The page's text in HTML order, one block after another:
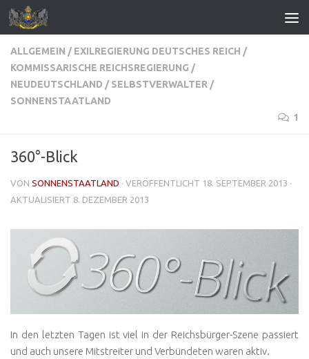
Zum Inhalt springen
ALLGEMEIN / EXILREGIERUNG DEUTSCHES REICH /
KOMMISSARISCHE REICHSREGIERUNG /
NEUDEUTSCHLAND / SELBSTVERWALTER /
SONNENSTAATLAND
1
360°-Blick
VON SONNENSTAATLAND · VERÖFFENTLICHT 18. SEPTEMBER 2013 ·
AKTUALISIERT 8. DEZEMBER 2013
In den letzten Tagen ist viel in der Reichsbürger-Szene passiert
und auch unsere Mitstreiter und Verbündeten waren aktiv.